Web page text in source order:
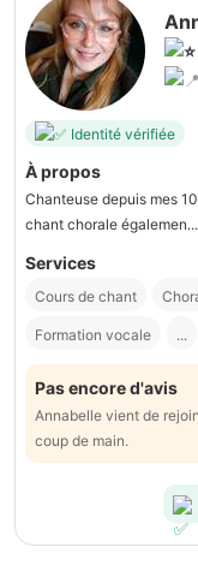
Identité vérifiée
À propos
Chanteuse depuis mes
chant chorale égalemen...
Services
Cours de chant
Formation vocale ...
Pas encore d'avis
Annabelle vient de
coup de main.